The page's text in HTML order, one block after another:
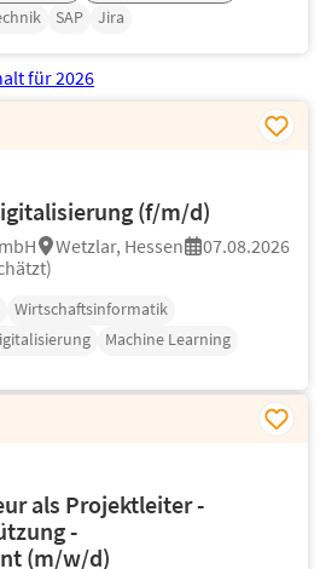
SAP Jira
(f/m/d)
Wetzlar, Hessen
07.08.2026
Wirtschaftsinformatik
Machine Learning
als Projektleiter -
-
(m/w/d)